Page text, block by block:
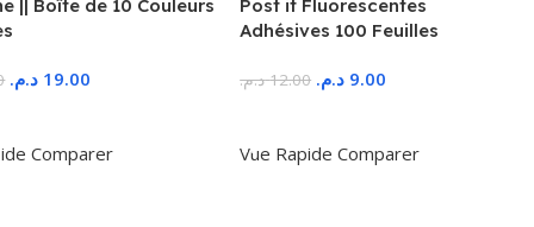
|| Boîte de 10 Couleurs
19.00 د.م.
Comparer
Post it Fluorescentes
Adhésives 100 Feuilles
12.00 د.م. 9.00 د.م.
Vue Rapide Comparer